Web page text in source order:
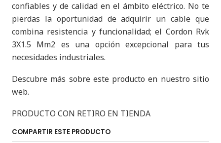
confiables y de calidad en el ámbito eléctrico. No te
pierdas la oportunidad de adquirir un cable que
combina resistencia y funcionalidad; el Cordon Rvk
3X1.5 Mm2 es una opción excepcional para tus
necesidades industriales.
Descubre más sobre este producto en nuestro sitio
web.
PRODUCTO CON RETIRO EN TIENDA
COMPARTIR ESTE PRODUCTO